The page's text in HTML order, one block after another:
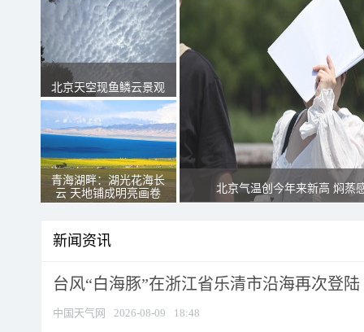
北京天空现鱼鳞云景观
青海湖畔：湖光花海长
云 天地铺成明亮画卷
北京气温创今年来新高 焖蒸
新闻资讯
台风“白海豚”在浙江省乐清市沿海再次登陆
中国天气网 2026-08-09 18:48